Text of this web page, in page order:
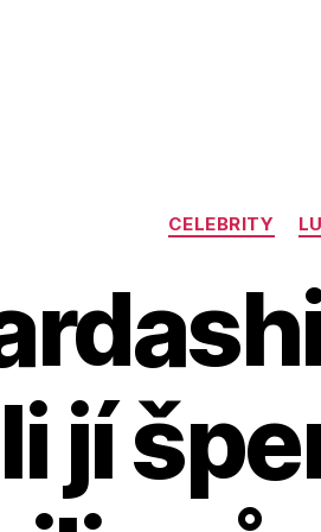
CELEBRITY
jí